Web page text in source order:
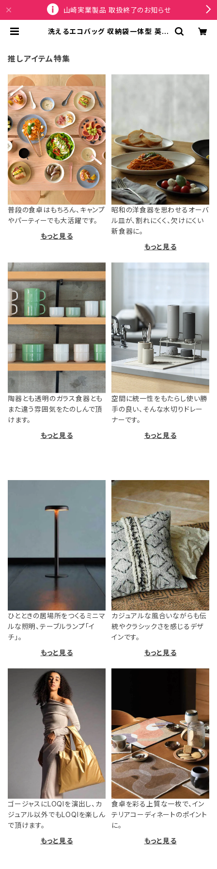
山崎実業製品 取扱終了のお知らせ
洗えるエコバッグ 収納袋一体型 英国
ミディアムサイズ ゴッホ / アイリス |
推しアイテム特集
普段の食卓はもちろん、キャンプ
やパーティーでも大活躍です。
もっと見る
昭和の洋食器を思わせるオーバ
ル皿が、割れにくく、欠けにくい
新食器に。
もっと見る
陶器とも透明のガラス食器とも
また違う雰囲気をたのしんで頂
けます。
もっと見る
空間に統一性をもたらし使い勝
手の良い、そんな水切りドレー
ナーです。
もっと見る
ひとときの居場所をつくるミニマ
ルな照明、テーブルランプ「イ
チ」。
もっと見る
カジュアルな風合いながらも伝
統やクラシックさを感じるデザ
インです。
もっと見る
ゴージャスにLOQIを演出し、カ
ジュアル以外でもLOQIを楽しん
で頂けます。
もっと見る
食卓を彩る上質な一枚で、イン
テリアコーディネートのポイント
に。
もっと見る